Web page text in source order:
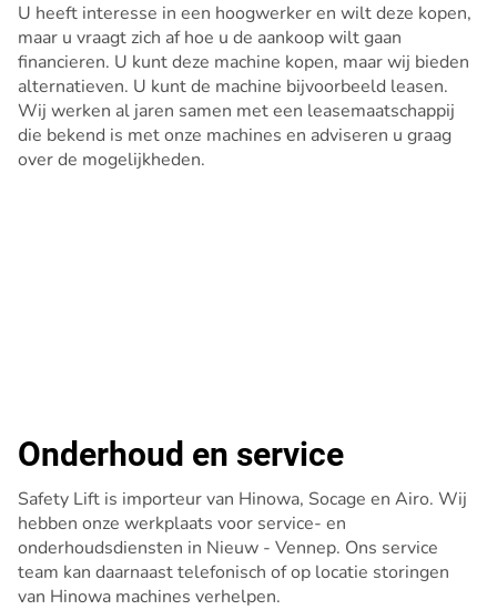
Onderhoud en service
Safety Lift is importeur van Hinowa, Socage en Airo. Wij
hebben onze werkplaats voor service- en
onderhoudsdiensten in Nieuw - Vennep. Ons service
team kan daarnaast telefonisch of op locatie storingen
van Hinowa machines verhelpen.
U heeft interesse in een hoogwerker en wilt deze kopen,
maar u vraagt zich af hoe u de aankoop wilt gaan
financieren. U kunt deze machine kopen, maar wij bieden
alternatieven. U kunt de machine bijvoorbeeld leasen.
Wij werken al jaren samen met een leasemaatschappij
die bekend is met onze machines en adviseren u graag
over de mogelijkheden.